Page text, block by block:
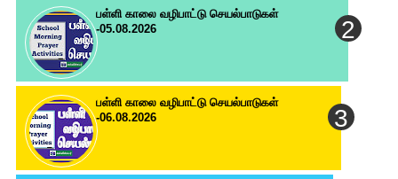
பள்ளி காலை வழிபாட்டு செயல்பாடுகள்
-05.08.2026
பள்ளி காலை வழிபாட்டு செயல்பாடுகள்
-06.08.2026